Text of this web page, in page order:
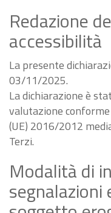
Redazione
accessibilità
La presente
03/11/2025.
La dichiarazione è
valutazione
(UE) 2016/2012
Terzi.
Modalità di
segnalazioni